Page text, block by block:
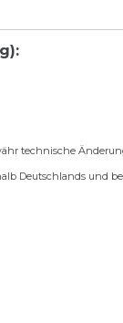
technische
Deutschlands und